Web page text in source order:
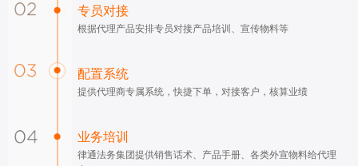
专员对接
根据代理产品安排专员对接产品培训、宣传物料等
配置系统
提供代理商专属系统，快捷下单，对接客户，核算业绩
业务培训
律通法务集团提供销售话术、产品手册、各类外宣物料给代理